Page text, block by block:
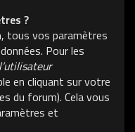
?
tous vos paramètres
Pour les
en cliquant sur votre
du forum). Cela vous
et